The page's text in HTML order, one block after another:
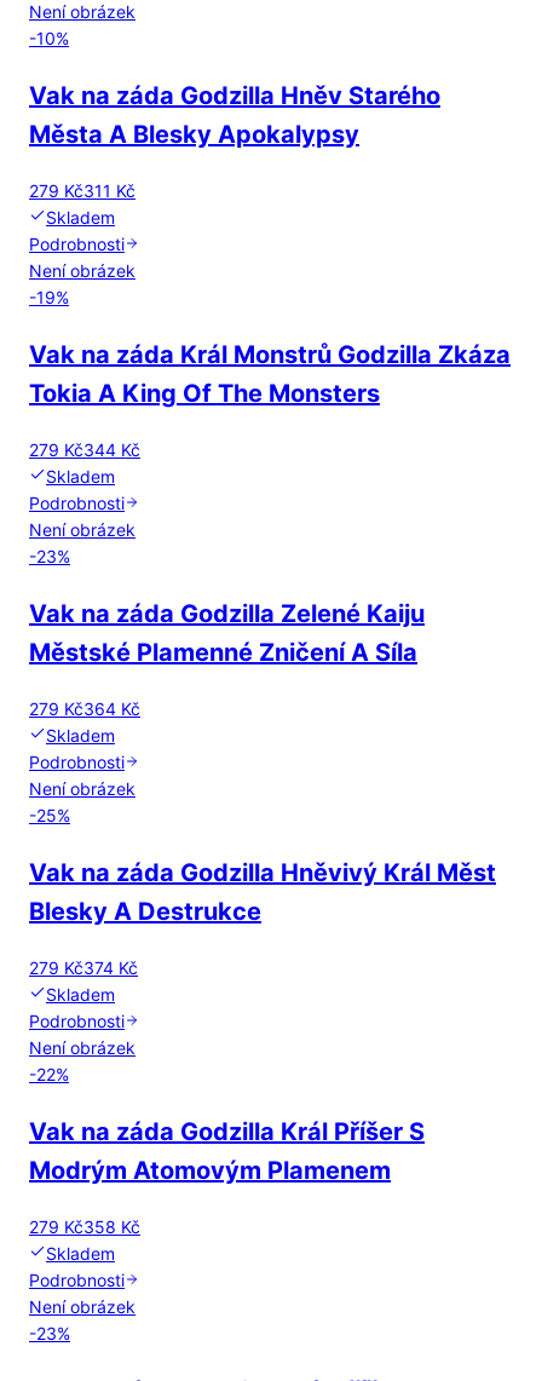
Není obrázek
-10%
Vak na záda Godzilla Hněv Starého
Města A Blesky Apokalypsy
279 Kč311 Kč
Skladem
Podrobnosti
Není obrázek
-19%
Vak na záda Král Monstrů Godzilla Zkáza
Tokia A King Of The Monsters
279 Kč344 Kč
Skladem
Podrobnosti
Není obrázek
-23%
Vak na záda Godzilla Zelené Kaiju
Městské Plamenné Zničení A Síla
279 Kč364 Kč
Skladem
Podrobnosti
Není obrázek
-25%
Vak na záda Godzilla Hněvivý Král Měst
Blesky A Destrukce
279 Kč374 Kč
Skladem
Podrobnosti
Není obrázek
-22%
Vak na záda Godzilla Král Příšer S
Modrým Atomovým Plamenem
279 Kč358 Kč
Skladem
Podrobnosti
Není obrázek
-23%